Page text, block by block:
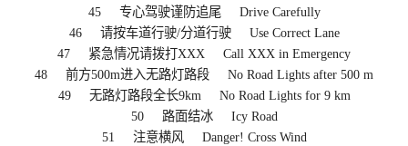
45 专心驾驶谨防追尾 Drive Carefully
46 请按车道行驶/分道行驶 Use Correct Lane
47 紧急情况请拨打XXX Call XXX in Emergency
48 前方500m进入无路灯路段 No Road Lights after 500 m
49 无路灯路段全长9km No Road Lights for 9 km
50 路面结冰 Icy Road
51 注意横风 Danger! Cross Wind